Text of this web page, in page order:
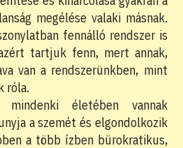
megélése valaki másnak.
fennálló rendszer is
tartjuk fenn, mert annak,
van a rendszerünkben, mint
róla.
mindenki életében vannak
a szemét és elgondolkozik
a több ízben bürokratikus,